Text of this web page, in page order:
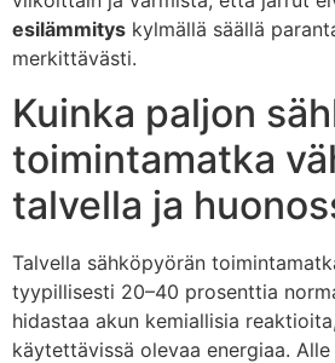
esilämmitys kylmällä säällä
merkittävästi.
Kuinka paljon
toimintamatka
talvella ja
Talvella sähköpyörän
tyypillisesti 20–40 prosenttia
hidastaa akun kemiallisia
käytettävissä olevaa energiaa.